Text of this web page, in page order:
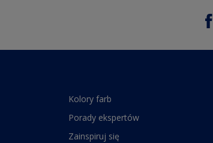
Kolory farb
Porady ekspertów
Zainspiruj się